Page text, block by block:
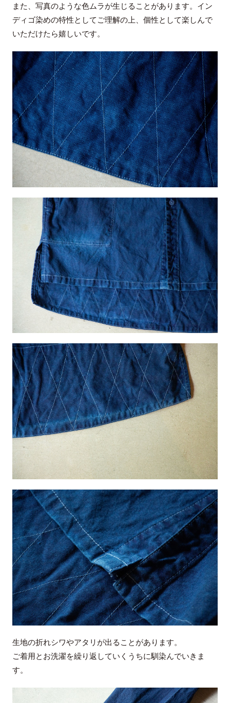
また、写真のような色ムラが生じることがあります。イン
ディゴ染めの特性としてご理解の上、個性として楽しんで
いただけたら嬉しいです。
生地の折れシワやアタリが出ることがあります。
ご着用とお洗濯を繰り返していくうちに馴染んでいきま
す。